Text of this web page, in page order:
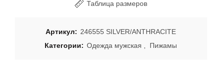
Таблица размеров
Артикул: 246555 SILVER/ANTHRACITE
Категории: Одежда мужская Пижамы